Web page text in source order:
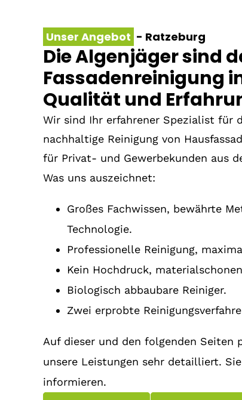
Unser Angebot - Ratzeburg
Die Algenjäger sind
Fassadenreinigung
Qualität und
Wir sind Ihr erfahrener Spezialist für
nachhaltige Reinigung von
für Privat- und Gewerbekunden aus
Was uns auszeichnet:
Großes Fachwissen, bewährte
Technologie.
Professionelle Reinigung,
Kein Hochdruck,
Biologisch abbaubare Reiniger.
Zwei erprobte
Auf dieser und den folgenden Seiten
unsere Leistungen sehr detailliert.
informieren.